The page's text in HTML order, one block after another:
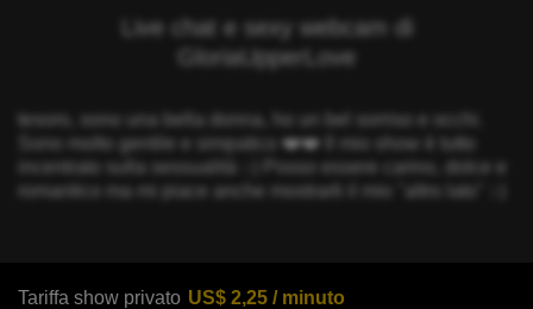
Live chat e sexy webcam di
GloriaUpperLove
tesoro, sono una bella donna, ho un bel sorriso e occhi.
Sono molto gentile e simpatico ❤️❤️ Il mio show è tutto
incentrato sulla sessualità :-) Posso essere carino, dolce e
romantico ma mi piace anche mostrarti il mio "altro lato" :-)
Tariffa show privato US$ 2,25 / minuto